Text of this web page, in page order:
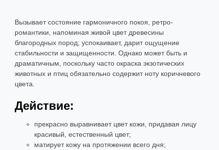
Вызывает состояние гармоничного покоя, ретро-
романтики, напоминая живой цвет древесины
благородных пород; успокаивает, дарит ощущение
стабильности и защищенности. Однако может быть и
драматичным, поскольку часто окраска экзотических
животных и птиц обязательно содержит ноту коричневого
цвета.
Действие:
прекрасно выравнивает цвет кожи, придавая лицу
красивый, естественный цвет;
матирует кожу на протяжении всего дня;